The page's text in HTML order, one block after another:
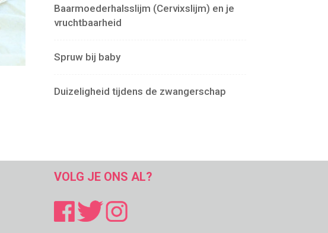
Baarmoederhalsslijm (Cervixslijm) en je
vruchtbaarheid
Spruw bij baby
Duizeligheid tijdens de zwangerschap
VOLG JE ONS AL?